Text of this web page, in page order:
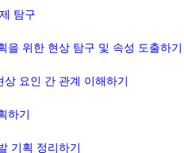
탐구
을 위한 현상 탐구 및 속성 도출하기
요인 간 관계 이해하기
하기
기획 정리하기